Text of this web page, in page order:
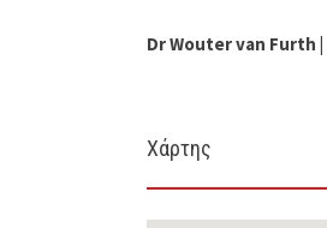
Dr Wouter van Furth |
Χάρτης